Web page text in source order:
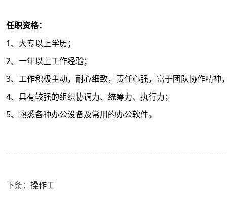
任职资格：
1、大专以上学历；
2、一年以上工作经验；
3、工作积极主动，耐心细致，责任心强，富于团队协作精
4、具有较强的组织协调力、统筹力、执行力；
5、熟悉各种办公设备及常用的办公软件。
下条：操作工